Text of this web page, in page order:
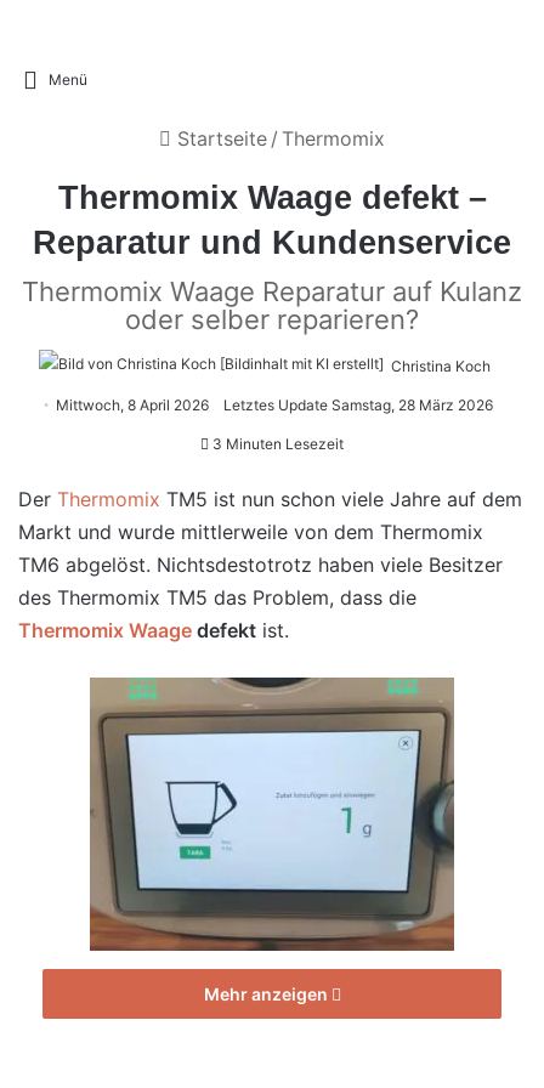
Menü
Startseite / Thermomix
Thermomix Waage defekt –
Reparatur und Kundenservice
Thermomix Waage Reparatur auf Kulanz
oder selber reparieren?
Christina Koch
Mittwoch, 8 April 2026 Letztes Update Samstag, 28 März 2026
3 Minuten Lesezeit
Der Thermomix TM5 ist nun schon viele Jahre auf dem
Markt und wurde mittlerweile von dem Thermomix
TM6 abgelöst. Nichtsdestotrotz haben viele Besitzer
des Thermomix TM5 das Problem, dass die
Thermomix Waage defekt ist.
Thermomix Waage defekt – Reparatur und
Mehr anzeigen